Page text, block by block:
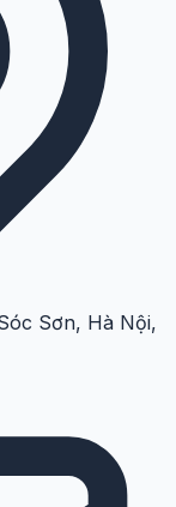
Sơn, Hà Nội,